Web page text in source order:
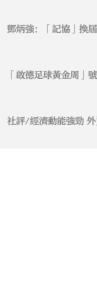
鄧炳強：「記協」換
「啟德足球黃金周」
社評/經濟動能強勁